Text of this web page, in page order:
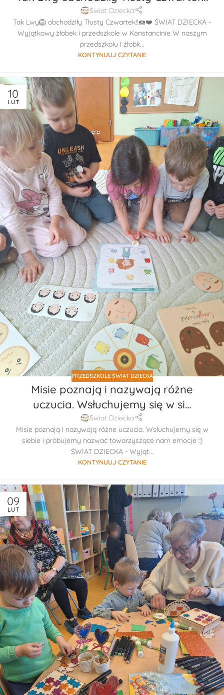
Świat Dziecka
Tak Lwy🦁 obchodziły Tłusty Czwartek!!🍩❤️ ŚWIAT DZIECKA -
Wyjątkowy żłobek i przedszkole w Konstancinie W naszym
przedszkolu i żłobk...
KONTYNUUJ CZYTANIE
10
LUT
PRZEDSZKOLE ŚWIAT DZIECKA
Misie poznają i nazywają różne
uczucia. Wsłuchujemy się w si…
Świat Dziecka
Misie poznają i nazywają różne uczucia. Wsłuchujemy się w
siebie i próbujemy nazwać towarzyszące nam emocje :)
ŚWIAT DZIECKA - Wyjąt...
KONTYNUUJ CZYTANIE
09
LUT